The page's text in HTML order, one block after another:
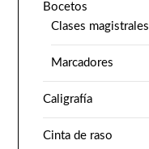
Bocetos
Clases magistrales
Marcadores
Caligrafía
Cinta de raso